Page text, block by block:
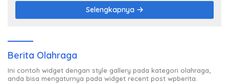
Selengkapnya
Berita Olahraga
Ini contoh widget dengan style gallery pada kategori olahraga,
anda bisa mengaturnya pada widget recent post wpberita.